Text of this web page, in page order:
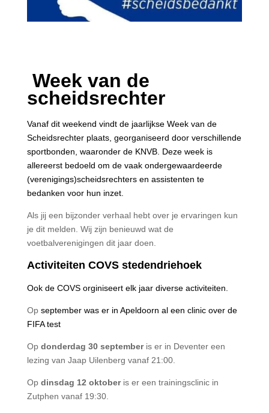
Week van de
scheidsrechter
Vanaf dit weekend vindt de jaarlijkse Week van de
Scheidsrechter plaats, georganiseerd door verschillende
sportbonden, waaronder de KNVB. Deze week is
allereerst bedoeld om de vaak ondergewaardeerde
(verenigings)scheidsrechters en assistenten te
bedanken voor hun inzet.
Als jij een bijzonder verhaal hebt over je ervaringen kun
je dit melden. Wij zijn benieuwd wat de
voetbalverenigingen dit jaar doen.
Activiteiten COVS stedendriehoek
Ook de COVS orginiseert elk jaar diverse activiteiten.
Op september was er in Apeldoorn al een clinic over de
FIFA test
Op donderdag 30 septemberis er in Deventer een
lezing van Jaap Uilenberg vanaf 21:00.
Op dinsdag 12 oktoberis er een trainingsclinic in
Zutphen vanaf 19:30.